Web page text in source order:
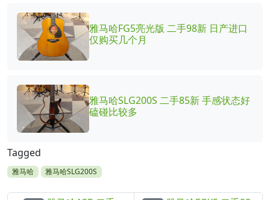
雅马哈FG5亮光版 二手98新 日产进口
仅购买几个月
雅马哈SLG200S 二手85新 手感状态好
磕碰比较多
Tagged
雅马哈 雅马哈SLG200S